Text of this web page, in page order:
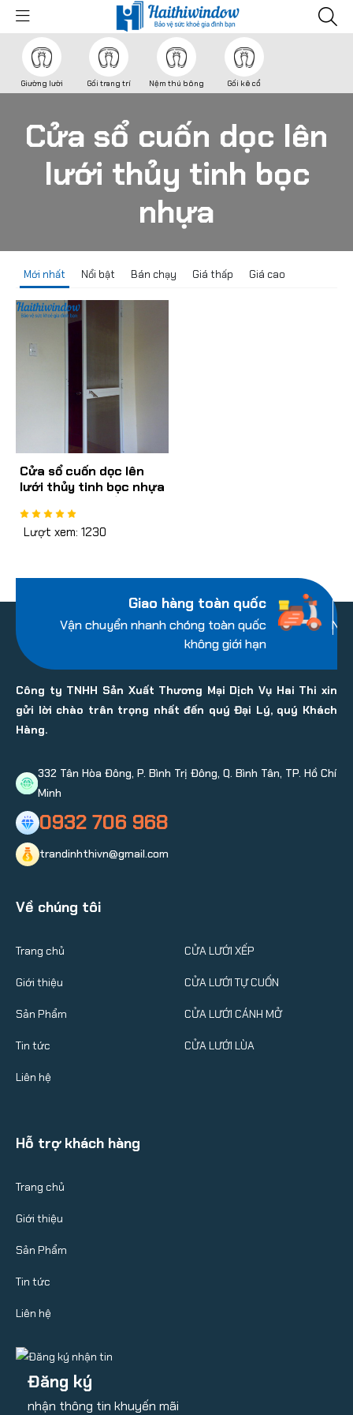
Giường lười Gối trang trí Nệm thú bông Gối kê cổ
Cửa sổ cuốn dọc lên
lưới thủy tinh bọc
nhựa
Mới nhất Nổi bật Bán chạy Giá thấp Giá cao
Cửa sổ cuốn dọc lên
lưới thủy tinh bọc nhựa
Lượt xem: 1230
Giao hàng toàn quốc
Vận chuyển nhanh chóng toàn quốc
không giới hạn
Công ty TNHH Sản Xuất Thương Mại Dịch Vụ Hai Thi xin
gửi lời chào trân trọng nhất đến quý Đại Lý, quý Khách
Hàng.
332 Tân Hòa Đông, P. Bình Trị Đông, Q. Bình Tân, TP. Hồ Chí
Minh
0932 706 968
trandinhthivn@gmail.com
Về chúng tôi
Trang chủ
Giới thiệu
Sản Phẩm
Tin tức
Liên hệ
CỬA LƯỚI XẾP
CỬA LƯỚI TỰ CUỐN
CỬA LƯỚI CÁNH MỞ
CỬA LƯỚI LÙA
Hỗ trợ khách hàng
Trang chủ
Giới thiệu
Sản Phẩm
Tin tức
Liên hệ
Đăng ký
nhận thông tin khuyến mãi